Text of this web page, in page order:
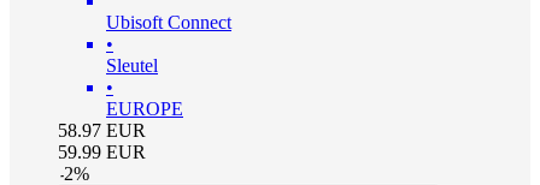
Ubisoft Connect
•
Sleutel
•
EUROPE
58.97 EUR
59.99 EUR
-2%